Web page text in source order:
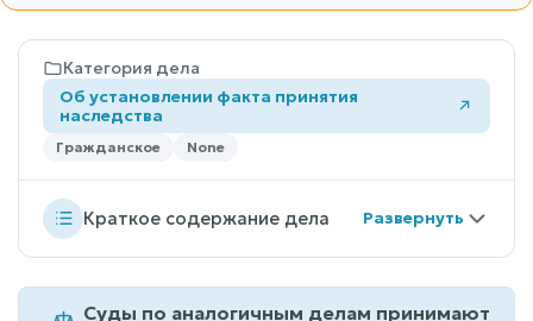
Категория дела
Об установлении факта принятия
наследства
Гражданское None
Краткое содержание дела
Суды по аналогичным делам принимают